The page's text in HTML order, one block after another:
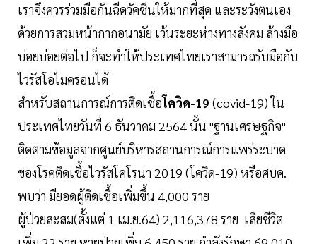
เราจึงควรร่วมมือกันฉีดวัคซีนให้มากที่สุด และระวังตนเอง
ด้วยการสวมหน้ากากอนามัย เว้นระยะห่างทางสังคม ล้างมือ
บ่อยบ่อยต่อไป ก็จะทำให้ประเทศไทยเราสามารถรับมือกับ
ไวรัสโอไมครอนได้
สำหรับสถานการณ์การติดเชื้อโควิด-19 (covid-19) ใน
ประเทศไทยวันที่ 6 ธันวาคม 2564 นั้น "ฐานเศรษฐกิจ"
ติดตามข้อมูลจากศูนย์บริหารสถานการณ์การแพร่ระบาด
ของโรคติดเชื้อไวรัสโคโรนา 2019 (โควิด-19) หรือศบค.
พบว่า มียอดผู้ติดเชื้อเพิ่มขึ้น 4,000 ราย
ผู้ป่วยสะสม(ตั้งแต่ 1 เม.ย.64) 2,116,378 ราย เสียชีวิต